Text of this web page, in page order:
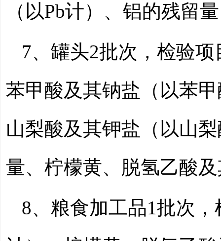
（以Pb计）、铝的残
7、罐头2批次，检验
苯甲酸及其钠盐（以苯
山梨酸及其钾盐（以山
量、柠檬黄、脱氢乙酸
8、粮食加工品1批次